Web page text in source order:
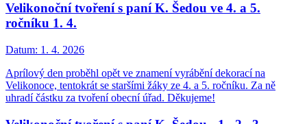
Velikonoční tvoření s paní K. Šedou ve 4. a 5.
ročníku 1. 4.
Datum: 1. 4. 2026
Aprílový den proběhl opět ve znamení vyrábění dekorací na
Velikonoce, tentokrát se staršími žáky ze 4. a 5. ročníku. Za ně
uhradí částku za tvoření obecní úřad. Děkujeme!